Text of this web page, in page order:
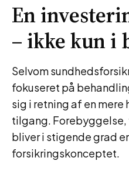
En
– ikke kun i
Selvom
fokuseret på
sig i retning af en
tilgang. Forebyggelse,
bliver i stigende grad
forsikringskonceptet.